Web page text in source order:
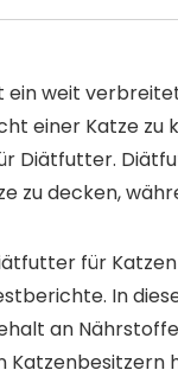
weit
einer Katze
Diätfutter.
zu decken,
für
In
an